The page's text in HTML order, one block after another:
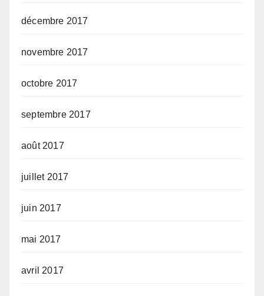
décembre 2017
novembre 2017
octobre 2017
septembre 2017
août 2017
juillet 2017
juin 2017
mai 2017
avril 2017